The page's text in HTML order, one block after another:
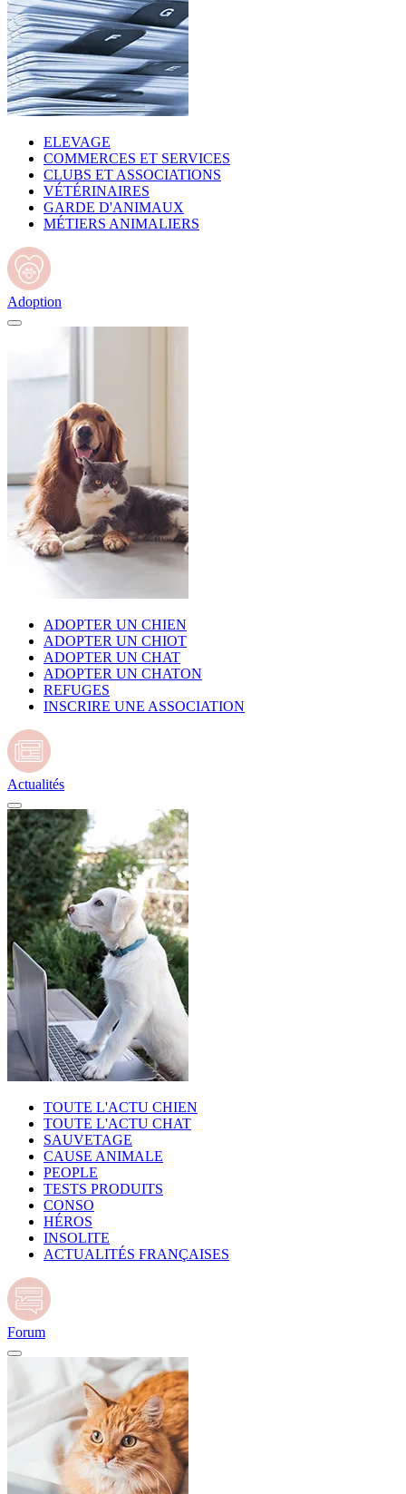
ELEVAGE
COMMERCES ET SERVICES
CLUBS ET ASSOCIATIONS
VÉTÉRINAIRES
GARDE D'ANIMAUX
MÉTIERS ANIMALIERS
Adoption
ADOPTER UN CHIEN
ADOPTER UN CHIOT
ADOPTER UN CHAT
ADOPTER UN CHATON
REFUGES
INSCRIRE UNE ASSOCIATION
Actualités
TOUTE L'ACTU CHIEN
TOUTE L'ACTU CHAT
SAUVETAGE
CAUSE ANIMALE
PEOPLE
TESTS PRODUITS
CONSO
HÉROS
INSOLITE
ACTUALITÉS FRANÇAISES
Forum